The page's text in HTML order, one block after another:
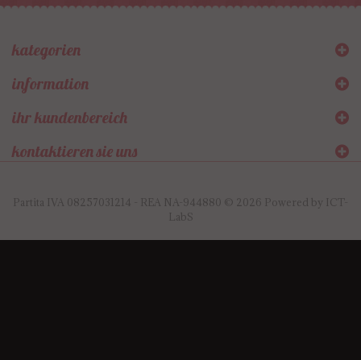
kategorien
information
Partita IVA 08257031214 - REA NA-944880 © 2026 Powered by ICT-
LabS
ihr kundenbereich
kontaktieren sie uns